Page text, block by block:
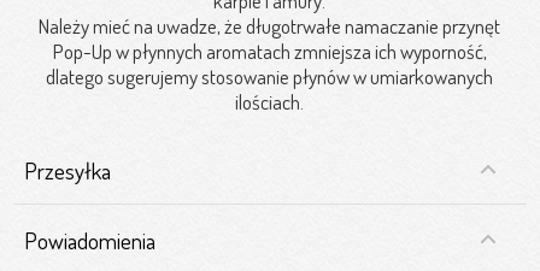
Należy mieć na uwadze, że długotrwałe namaczanie przynęt
Pop-Up w płynnych aromatach zmniejsza ich wyporność,
dlatego sugerujemy stosowanie płynów w umiarkowanych
ilościach.
Przesyłka
Powiadomienia